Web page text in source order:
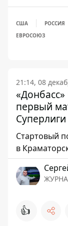
США РОССИЯ
ЕВРОСОЮЗ
21:14, 08
первый
Стартовый
в
👍